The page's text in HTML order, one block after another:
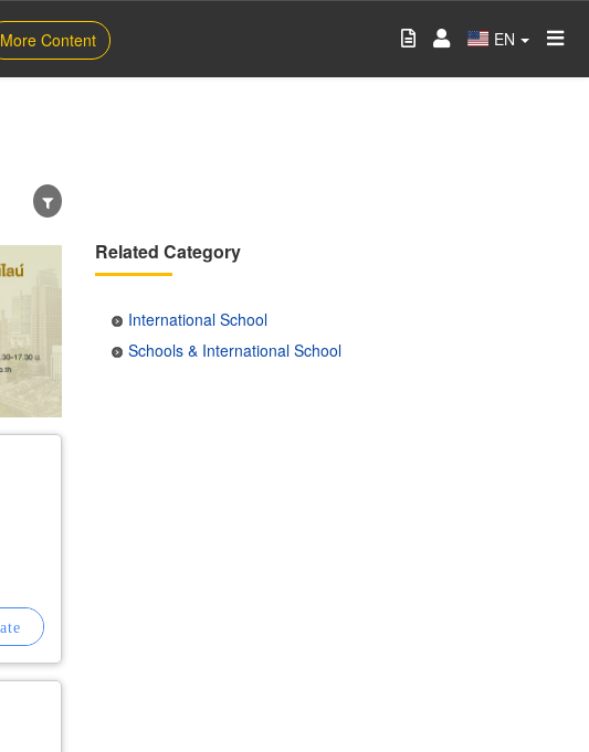
More Content EN
Related Category
International School
Schools & International School